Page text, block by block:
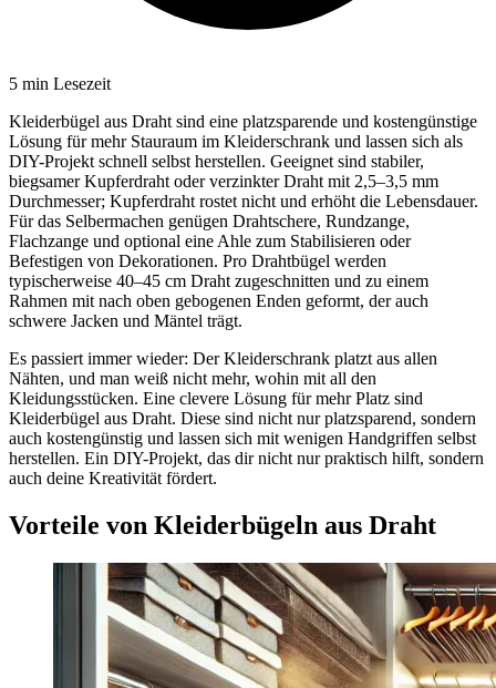
5 min Lesezeit
Kleiderbügel aus Draht sind eine platzsparende und kostengünstige
Lösung für mehr Stauraum im Kleiderschrank und lassen sich als
DIY-Projekt schnell selbst herstellen. Geeignet sind stabiler,
biegsamer Kupferdraht oder verzinkter Draht mit 2,5–3,5 mm
Durchmesser; Kupferdraht rostet nicht und erhöht die Lebensdauer.
Für das Selbermachen genügen Drahtschere, Rundzange,
Flachzange und optional eine Ahle zum Stabilisieren oder
Befestigen von Dekorationen. Pro Drahtbügel werden
typischerweise 40–45 cm Draht zugeschnitten und zu einem
Rahmen mit nach oben gebogenen Enden geformt, der auch
schwere Jacken und Mäntel trägt.
Es passiert immer wieder: Der Kleiderschrank platzt aus allen
Nähten, und man weiß nicht mehr, wohin mit all den
Kleidungsstücken. Eine clevere Lösung für mehr Platz sind
Kleiderbügel aus Draht. Diese sind nicht nur platzsparend, sondern
auch kostengünstig und lassen sich mit wenigen Handgriffen selbst
herstellen. Ein DIY-Projekt, das dir nicht nur praktisch hilft, sondern
auch deine Kreativität fördert.
Vorteile von Kleiderbügeln aus Draht